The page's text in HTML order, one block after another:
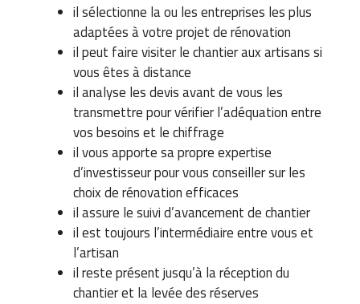
il sélectionne la ou les entreprises les plus
adaptées à votre projet de rénovation
il peut faire visiter le chantier aux artisans si
vous êtes à distance
il analyse les devis avant de vous les
transmettre pour vérifier l’adéquation entre
vos besoins et le chiffrage
il vous apporte sa propre expertise
d’investisseur pour vous conseiller sur les
choix de rénovation efficaces
il assure le suivi d’avancement de chantier
il est toujours l’intermédiaire entre vous et
l’artisan
il reste présent jusqu’à la réception du
chantier et la levée des réserves